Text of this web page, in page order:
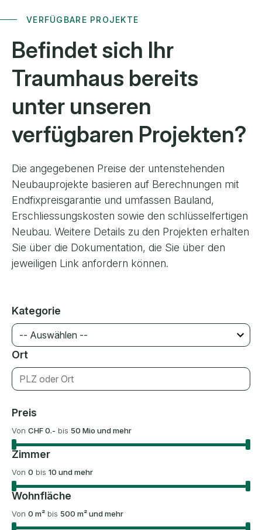
VERFÜGBARE PROJEKTE
Befindet sich Ihr
Traumhaus bereits
unter unseren
verfügbaren Projekten?
Die angegebenen Preise der untenstehenden
Neubauprojekte basieren auf Berechnungen mit
Endfixpreisgarantie und umfassen Bauland,
Erschliessungskosten sowie den schlüsselfertigen
Neubau. Weitere Details zu den Projekten erhalten
Sie über die Dokumentation, die Sie über den
jeweiligen Link anfordern können.
Kategorie
-- Auswählen --
Ort
Preis
Von CHF 0.- bis 50 Mio und mehr
Zimmer
Von 0 bis 10 und mehr
Wohnfläche
Von 0 m² bis 500 m² und mehr